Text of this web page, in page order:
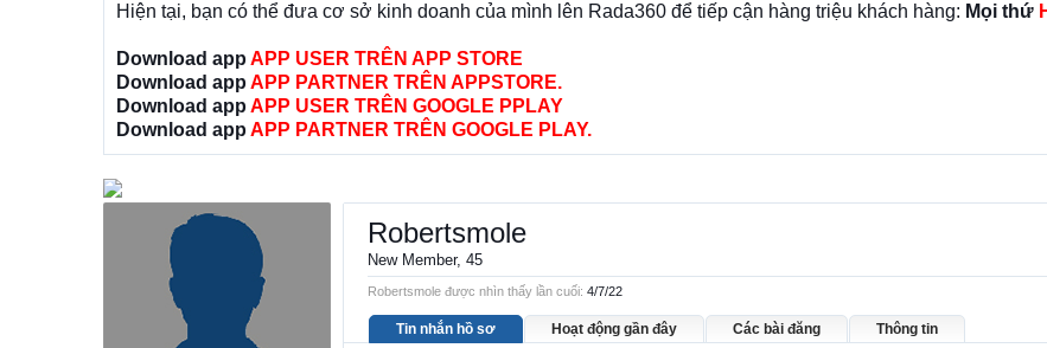
Hiện tại, bạn có thể đưa cơ sở kinh doanh của mình lên Rada360 để tiếp cận hàng triệu khách hàng: Mọi thứ
Download app APP USER TRÊN APP STORE
Download app APP PARTNER TRÊN APPSTORE.
Download app APP USER TRÊN GOOGLE PPLAY
Download app APP PARTNER TRÊN GOOGLE PLAY.
Robertsmole
New Member, 45
Robertsmole được nhìn thấy lần cuối: 4/7/22
Tin nhắn hồ sơ Hoạt động gần đây Các bài đăng Thông tin